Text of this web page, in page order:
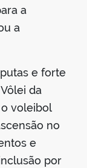
a
a
e forte
da
voleibol
no
e
por